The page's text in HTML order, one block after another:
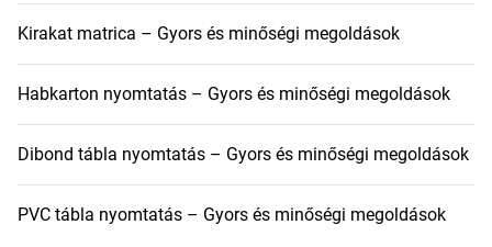
Kirakat matrica – Gyors és minőségi megoldások
Habkarton nyomtatás – Gyors és minőségi megoldások
Dibond tábla nyomtatás – Gyors és minőségi megoldások
PVC tábla nyomtatás – Gyors és minőségi megoldások